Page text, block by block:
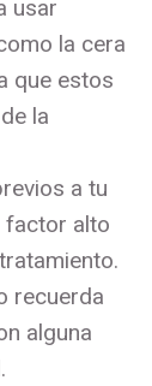
usar
la cera
que estos
la
a tu
factor alto
recuerda
alguna